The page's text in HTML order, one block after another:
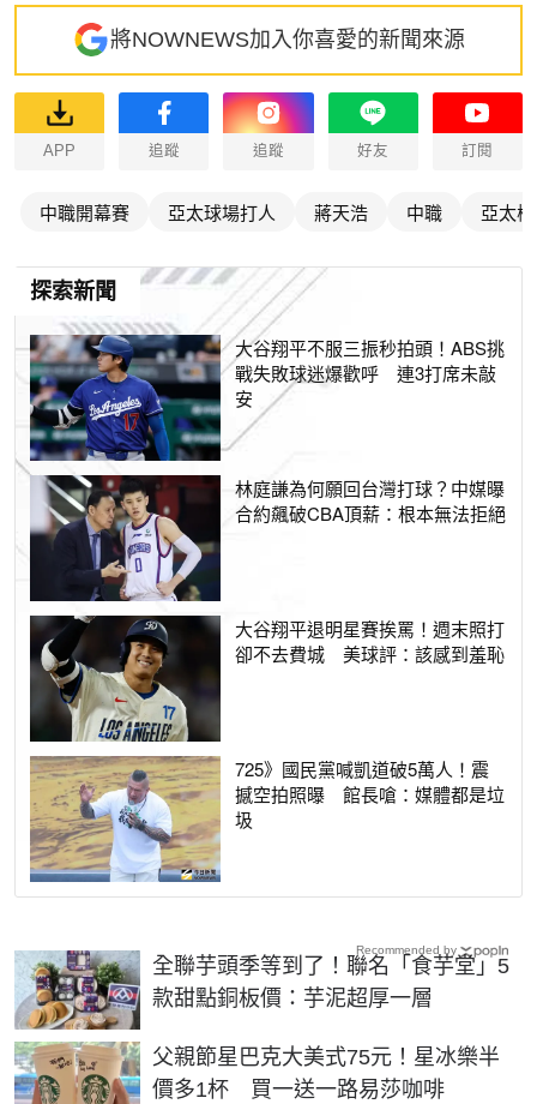
將NOWNEWS加入你喜愛的新聞來源
APP 追蹤 追蹤 好友 訂閱
中職開幕賽 亞太球場打人 蔣天浩 中職 亞太
探索新聞
大谷翔平不服三振秒拍頭！ABS挑
戰失敗球迷爆歡呼 連3打席未敲
安
林庭謙為何願回台灣打球？中媒曝
合約飆破CBA頂薪：根本無法拒絕
大谷翔平退明星賽挨罵！週末照打
卻不去費城 美球評：該感到羞恥
725》國民黨喊凱道破5萬人！震
撼空拍照曝 館長嗆：媒體都是垃
圾
全聯芋頭季等到了！聯名「食芋堂」5
款甜點銅板價：芋泥超厚一層
父親節星巴克大美式75元！星冰樂半
價多1杯 買一送一路易莎咖啡
Recommended by